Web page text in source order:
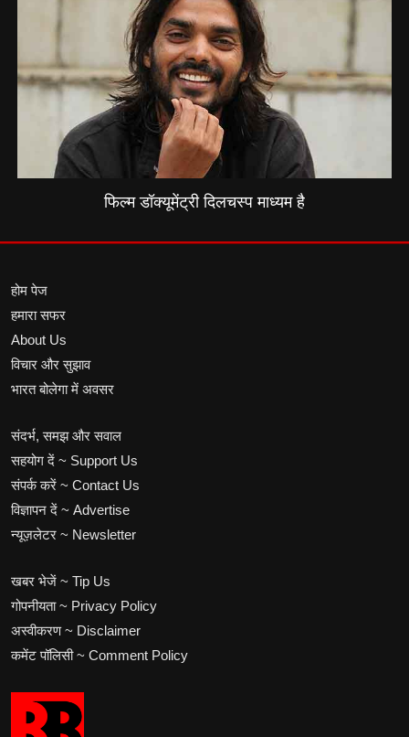
फिल्म डॉक्यूमेंट्री दिलचस्प माध्यम है
होम पेज
हमारा सफर
About Us
विचार और सुझाव
भारत बोलेगा में अवसर
संदर्भ, समझ और सवाल
सहयोग दें ~ Support Us
संपर्क करें ~ Contact Us
विज्ञापन दें ~ Advertise
न्यूज़लेटर ~ Newsletter
खबर भेजें ~ Tip Us
गोपनीयता ~ Privacy Policy
अस्वीकरण ~ Disclaimer
कमेंट पॉलिसी ~ Comment Policy